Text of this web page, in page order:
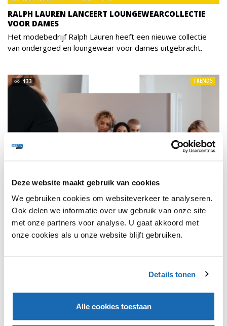
Deze website maakt gebruik van cookies
We gebruiken cookies om websiteverkeer te analyseren.
Ook delen we informatie over uw gebruik van onze site
met onze partners voor analyse. U gaat akkoord met
onze cookies als u onze website blijft gebruiken.
Details tonen
Alle cookies toestaan
RALPH LAUREN LANCEERT LOUNGEWEARCOLLECTIE
VOOR DAMES
Het modebedrijf Ralph Lauren heeft een nieuwe collectie
van ondergoed en loungewear voor dames uitgebracht.
133
RETAIL OUTLOOK 21 JANUARI 2021 133
TRENDS
Samen met NA-KD heeft Hunkemöller een nieuwe